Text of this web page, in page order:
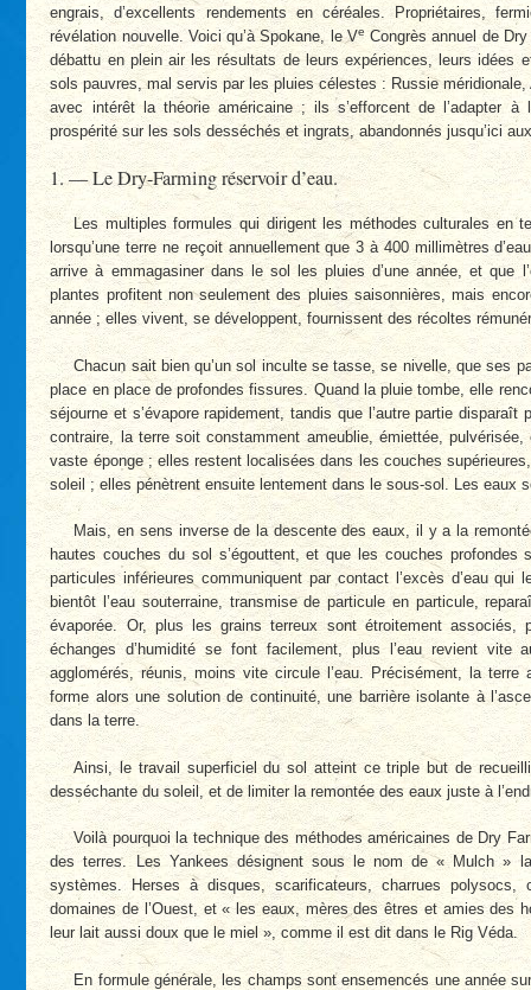
engrais, d’excellents rendements en céréales. Propriétaires,
révélation nouvelle. Voici qu’à Spokane, le VeCongrès annuel de
débattu en plein air les résultats de leurs expériences, leurs idées
sols pauvres, mal servis par les pluies célestes : Russie
avec intérêt la théorie américaine ; ils s’efforcent de l’adapter à
prospérité sur les sols desséchés et ingrats, abandonnés jusqu’ici
1. — Le Dry-Farming réservoir d’eau.
Les multiples formules qui dirigent les méthodes culturales en
lorsqu’une terre ne reçoit annuellement que 3 à 400 millimètres
arrive à emmagasiner dans le sol les pluies d’une année, et que
plantes profitent non seulement des pluies saisonnières, mais
année ; elles vivent, se développent, fournissent des récoltes
Chacun sait bien qu’un sol inculte se tasse, se nivelle, que ses
place en place de profondes fissures. Quand la pluie tombe, elle
séjourne et s’évapore rapidement, tandis que l’autre partie
contraire, la terre soit constamment ameublie, émiettée,
vaste éponge ; elles restent localisées dans les couches
soleil ; elles pénètrent ensuite lentement dans le sous-sol. Les eaux
Mais, en sens inverse de la descente des eaux, il y a la
hautes couches du sol s’égouttent, et que les couches
particules inférieures communiquent par contact l’excès d’eau
bientôt l’eau souterraine, transmise de particule en particule,
évaporée. Or, plus les grains terreux sont étroitement
échanges d’humidité se font facilement, plus l’eau revient
agglomérés, réunis, moins vite circule l’eau. Précisément, la
forme alors une solution de continuité, une barrière isolante à
dans la terre.
Ainsi, le travail superficiel du sol atteint ce triple but de
desséchante du soleil, et de limiter la remontée des eaux juste à
Voilà pourquoi la technique des méthodes américaines de Dry
des terres. Les Yankees désignent sous le nom de « Mulch »
systèmes. Herses à disques, scarificateurs, charrues polysocs,
domaines de l’Ouest, et « les eaux, mères des êtres et amies des
leur lait aussi doux que le miel », comme il est dit dans le Rig Véda.
En formule générale, les champs sont ensemencés une année